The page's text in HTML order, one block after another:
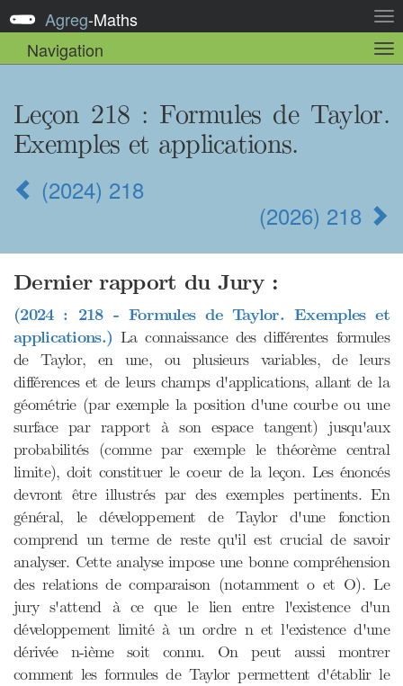
la
Agreg-Maths
Navigation
la
Leçon 218 : Formules de Taylor.
Exemples et applications.
(2024) 218
(2026) 218
Dernier rapport du Jury :
(2024 : 218 - Formules de Taylor. Exemples et
applications.) La connaissance des différentes formules
de Taylor, en une, ou plusieurs variables, de leurs
différences et de leurs champs d'applications, allant de la
géométrie (par exemple la position d'une courbe ou une
surface par rapport à son espace tangent) jusqu'aux
probabilités (comme par exemple le théorème central
limite), doit constituer le coeur de la leçon. Les énoncés
devront être illustrés par des exemples pertinents. En
général, le développement de Taylor d'une fonction
comprend un terme de reste qu'il est crucial de savoir
analyser. Cette analyse impose une bonne compréhension
des relations de comparaison (notamment o et O). Le
jury s'attend à ce que le lien entre l'existence d'un
développement limité à un ordre n et l'existence d'une
dérivée n-ième soit connu. On peut aussi montrer
comment les formules de Taylor permettent d'établir le